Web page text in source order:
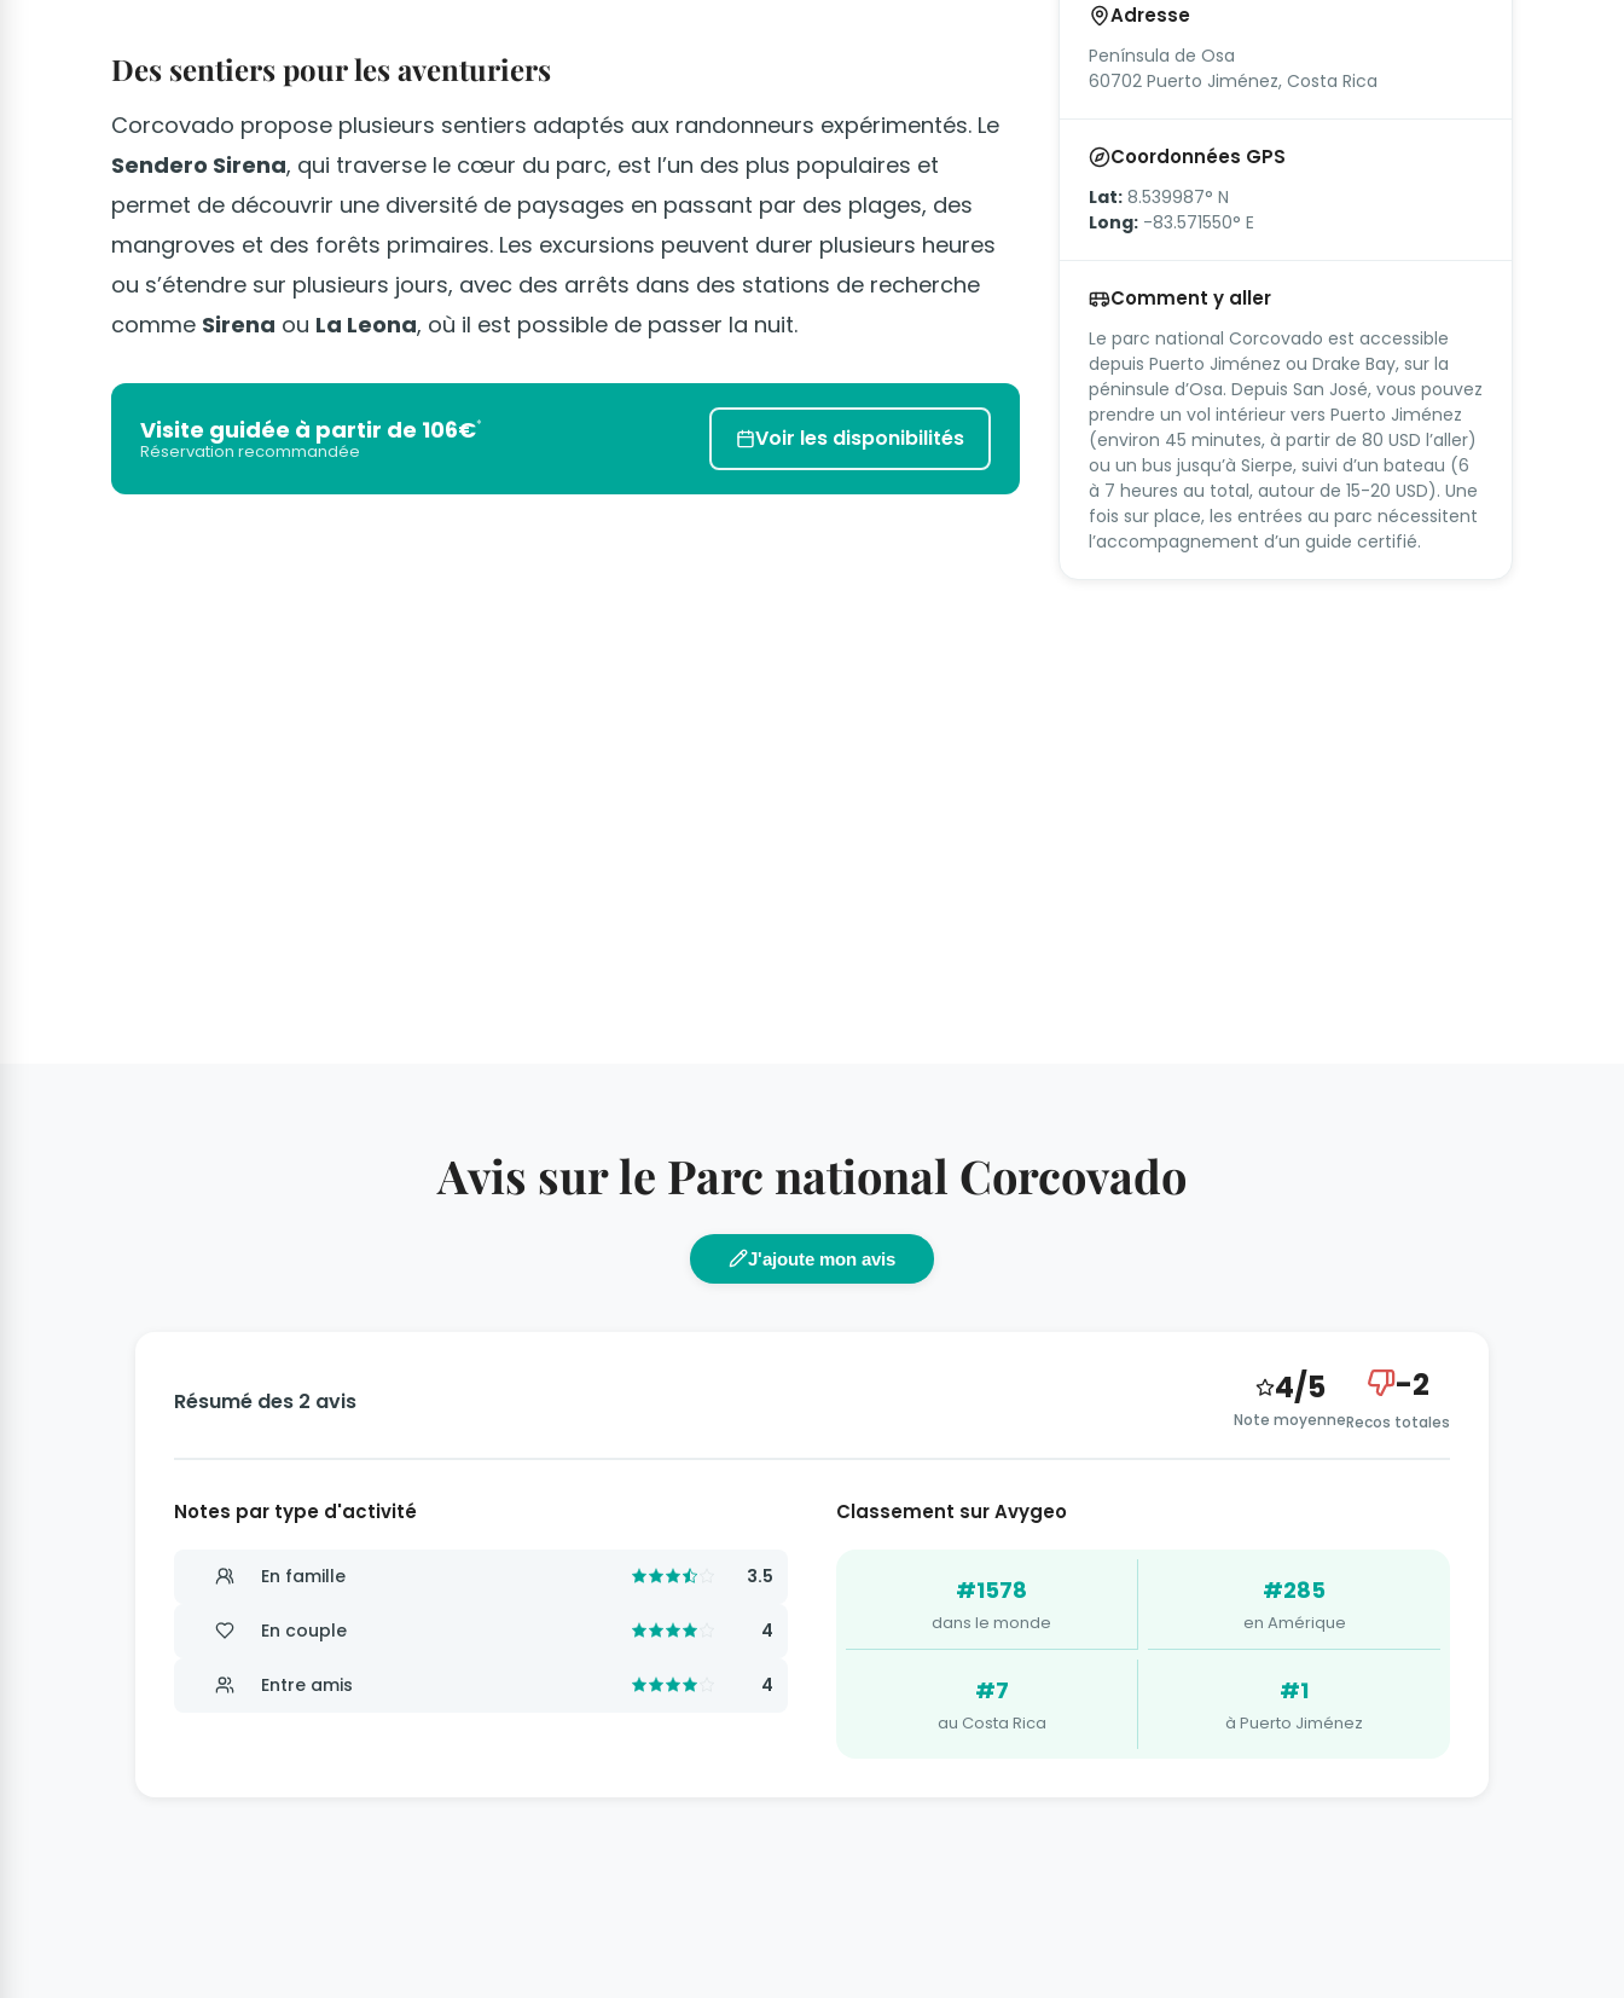
Des sentiers pour les aventuriers
Corcovado propose plusieurs sentiers adaptés aux randonneurs expérimentés. Le
Sendero Sirena, qui traverse le cœur du parc, est l’un des plus populaires et
permet de découvrir une diversité de paysages en passant par des plages, des
mangroves et des forêts primaires. Les excursions peuvent durer plusieurs heures
ou s’étendre sur plusieurs jours, avec des arrêts dans des stations de recherche
comme Sirena ou La Leona, où il est possible de passer la nuit.
Visite guidée à partir de 106€*
Réservation recommandée Voir les disponibilités
Adresse
Península de Osa
60702 Puerto Jiménez, Costa Rica
Coordonnées GPS
Lat: 8.539987° N
Long: -83.571550° E
Comment y aller
Le parc national Corcovado est accessible
depuis Puerto Jiménez ou Drake Bay, sur la
péninsule d’Osa. Depuis San José, vous pouvez
prendre un vol intérieur vers Puerto Jiménez
(environ 45 minutes, à partir de 80 USD l’aller)
ou un bus jusqu’à Sierpe, suivi d’un bateau (6
à 7 heures au total, autour de 15-20 USD). Une
fois sur place, les entrées au parc nécessitent
l’accompagnement d’un guide certifié.
Avis sur le Parc national Corcovado
J'ajoute mon avis
Résumé des 2 avis 4/5
Note moyenne
-2
Recos totales
Notes par type d'activité
En famille 3.5
En couple 4
Entre amis 4
Classement sur Avygeo
#1578
dans le monde
#285
en Amérique
#7
au Costa Rica
#1
à Puerto Jiménez